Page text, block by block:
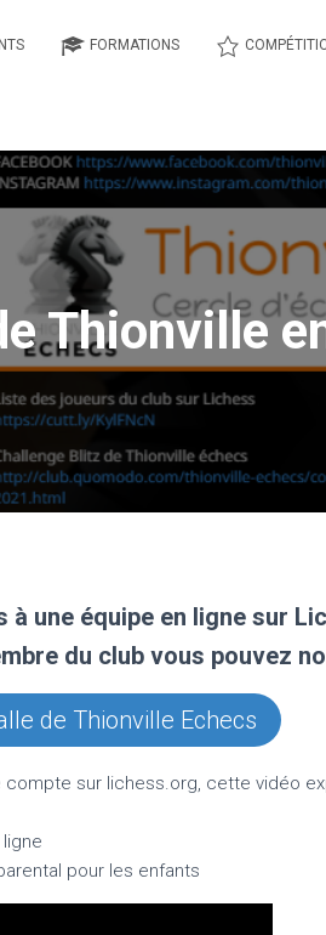
FORMATIONS
Thionville
à une équipe en ligne sur
du club vous pouvez
de Thionville Echecs
compte sur lichess.org, cette vidéo
pour les enfants